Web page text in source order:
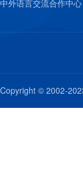
中外语言交流合作中心
Copyright © 2002-